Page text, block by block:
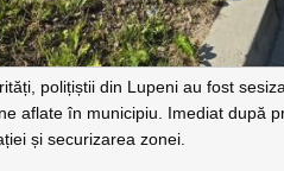
polițiștii din Lupeni au fost
aflate în municipiu. Imediat după
și securizarea zonei.